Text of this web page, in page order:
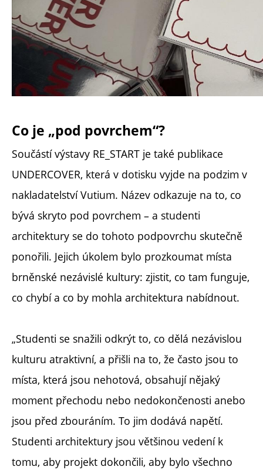
Co je „pod povrchem“?
Součástí výstavy RE_START je také publikace
UNDERCOVER, která v dotisku vyjde na podzim v
nakladatelství Vutium. Název odkazuje na to, co
bývá skryto pod povrchem – a studenti
architektury se do tohoto podpovrchu skutečně
ponořili. Jejich úkolem bylo prozkoumat místa
brněnské nezávislé kultury: zjistit, co tam funguje,
co chybí a co by mohla architektura nabídnout.
„Studenti se snažili odkrýt to, co dělá nezávislou
kulturu atraktivní, a přišli na to, že často jsou to
místa, která jsou nehotová, obsahují nějaký
moment přechodu nebo nedokončenosti anebo
jsou před zbouráním. To jim dodává napětí.
Studenti architektury jsou většinou vedení k
tomu, aby projekt dokončili, aby bylo všechno